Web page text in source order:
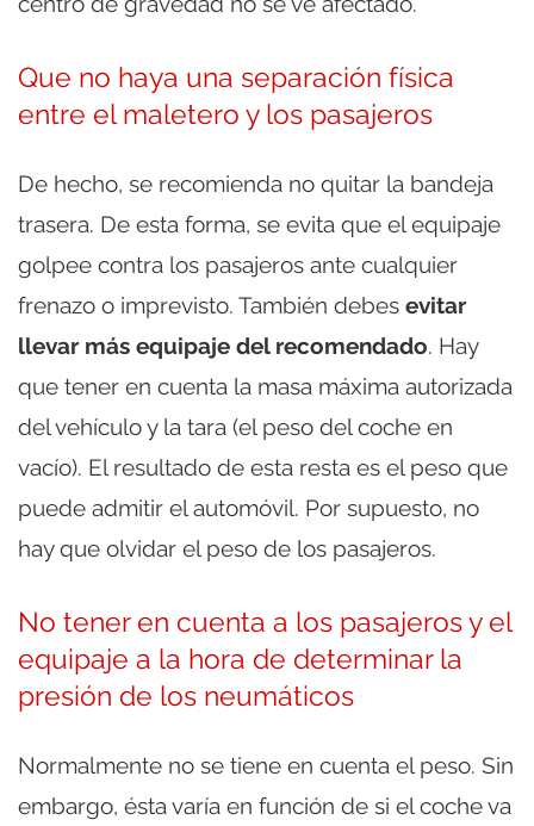
Que no haya una separación física
entre el maletero y los pasajeros
De hecho, se recomienda no quitar la bandeja
trasera. De esta forma, se evita que el equipaje
golpee contra los pasajeros ante cualquier
frenazo o imprevisto. También debes evitar
llevar más equipaje del recomendado. Hay
que tener en cuenta la masa máxima autorizada
del vehículo y la tara (el peso del coche en
vacío). El resultado de esta resta es el peso que
puede admitir el automóvil. Por supuesto, no
hay que olvidar el peso de los pasajeros.
No tener en cuenta a los pasajeros y el
equipaje a la hora de determinar la
presión de los neumáticos
Normalmente no se tiene en cuenta el peso. Sin
embargo, ésta varía en función de si el coche va